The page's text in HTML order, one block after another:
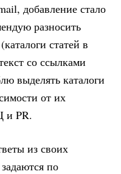
добавление стало
разносить
статей в
со ссылками
выделять каталоги
от их
и PR.
из своих
по